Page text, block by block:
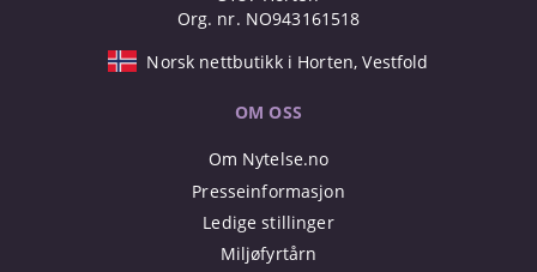
Org. nr. NO943161518
Norsk nettbutikk i Horten, Vestfold
OM OSS
Om Nytelse.no
Presseinformasjon
Ledige stillinger
Miljøfyrtårn